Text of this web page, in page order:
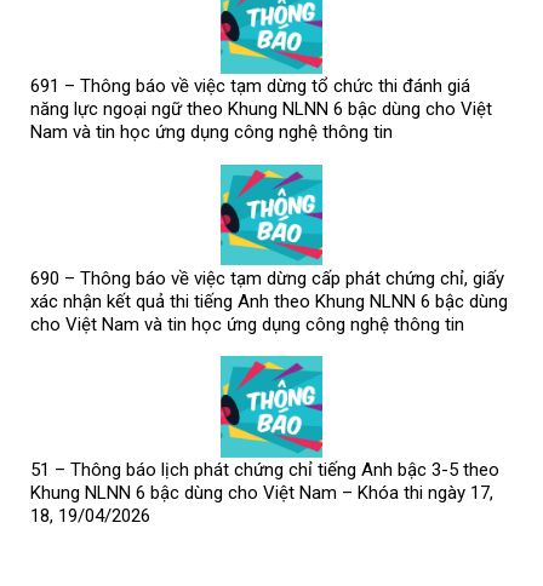
691 – Thông báo về việc tạm dừng tổ chức thi đánh giá
năng lực ngoại ngữ theo Khung NLNN 6 bậc dùng cho Việt
Nam và tin học ứng dụng công nghệ thông tin
690 – Thông báo về việc tạm dừng cấp phát chứng chỉ, giấy
xác nhận kết quả thi tiếng Anh theo Khung NLNN 6 bậc dùng
cho Việt Nam và tin học ứng dụng công nghệ thông tin
51 – Thông báo lịch phát chứng chỉ tiếng Anh bậc 3-5 theo
Khung NLNN 6 bậc dùng cho Việt Nam – Khóa thi ngày 17,
18, 19/04/2026